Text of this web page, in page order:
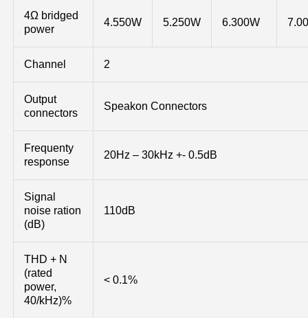
4Ω bridged
power
4.550W 5.250W 6.300W
Channel 2
Output
connectors
Speakon Connectors
Frequenty
response
20Hz – 30kHz +- 0.5dB
Signal
noise ration
(dB)
110dB
THD + N
(rated
power,
40/kHz)%
< 0.1%